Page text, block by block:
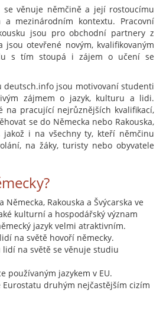
věnuje němčině a její rostoucímu
a mezinárodním kontextu. Pracovní
jsou pro obchodní partnery z
otevřené novým, kvalifikovaným
s tím stoupá i zájem o učení se
deutsch.info jsou motivovaní studenti
zájmem o jazyk, kulturu a lidi.
na pracující nejrůznějších kvalifikací,
se do Německa nebo Rakouska,
i na všechny ty, kteří němčinu
na žáky, turisty nebo obyvatele
Německa, Rakouska a Švýcarska ve
kulturní a hospodářský význam
jazyk velmi atraktivním.
na světě hovoří německy.
na světě se věnuje studiu
používaným jazykem v EU.
Eurostatu druhým nejčastějším cizím